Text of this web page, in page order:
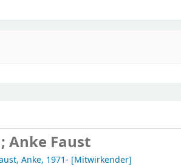
Anke Faust
Anke, 1971- [Mitwirkender]